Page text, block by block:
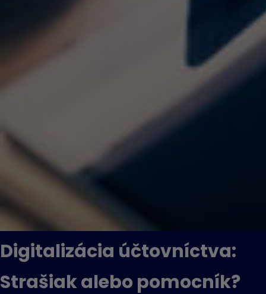
Digitalizácia účtovníctva:
Strašiak alebo pomocník?